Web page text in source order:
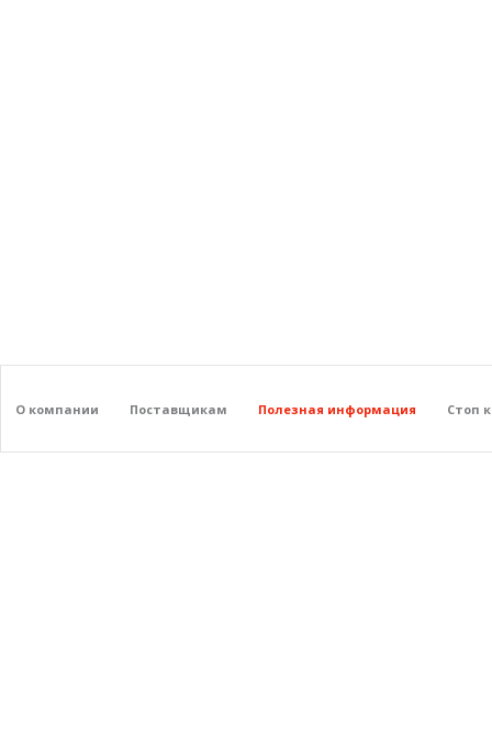
О компании Поставщикам Полезная информация Стоп